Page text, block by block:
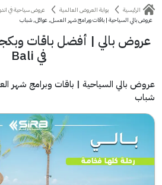
الرئيسية بوابة العروض العالمية
عروض سياحية في
عروض بالي السياحية | باقات وبرامج شهر العسل, عوائل, شباب
عروض بالي | أفضل باقات
في Bali
عروض بالي السياحية | باقات وبرامج شهر
شباب